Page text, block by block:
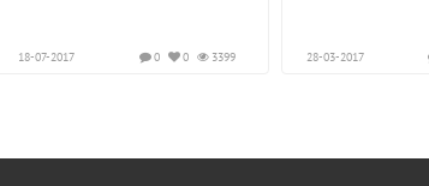
18-07-2017 3399
0
0 28-03-2017